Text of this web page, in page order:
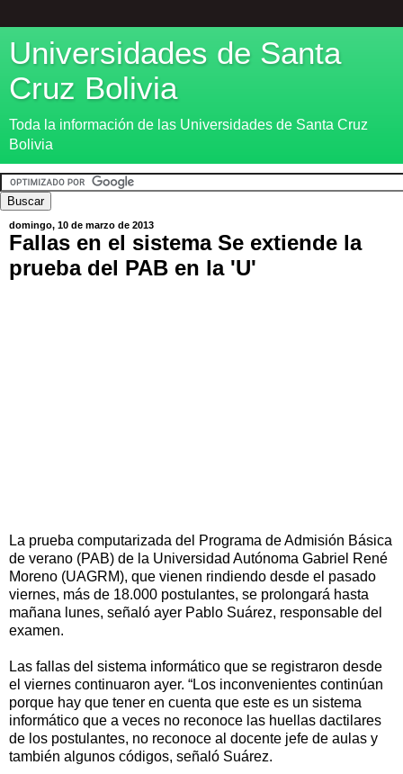
Universidades de Santa
Cruz Bolivia
Toda la información de las Universidades de Santa Cruz
Bolivia
domingo, 10 de marzo de 2013
Fallas en el sistema Se extiende la
prueba del PAB en la 'U'
La prueba computarizada del Programa de Admisión Básica
de verano (PAB) de la Universidad Autónoma Gabriel René
Moreno (UAGRM), que vienen rindiendo desde el pasado
viernes, más de 18.000 postulantes, se prolongará hasta
mañana lunes, señaló ayer Pablo Suárez, responsable del
examen.
Las fallas del sistema informático que se registraron desde
el viernes continuaron ayer. “Los inconvenientes continúan
porque hay que tener en cuenta que este es un sistema
informático que a veces no reconoce las huellas dactilares
de los postulantes, no reconoce al docente jefe de aulas y
también algunos códigos, señaló Suárez.